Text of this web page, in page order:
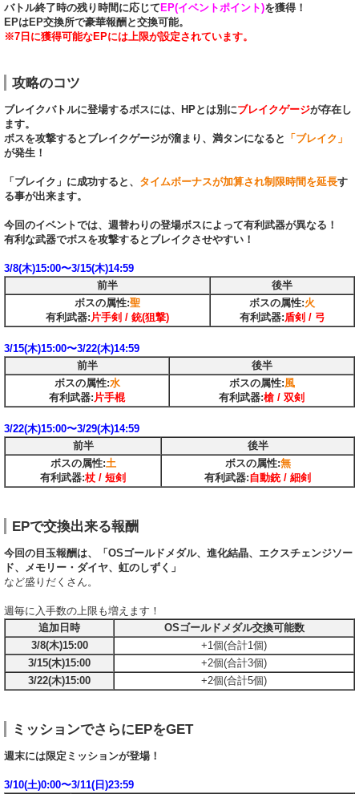
バトル終了時の残り時間に応じてEP(イベントポイント)を獲得！
EPはEP交換所で豪華報酬と交換可能。
※7日に獲得可能なEPには上限が設定されています。
攻略のコツ
ブレイクバトルに登場するボスには、HPとは別にブレイクゲージが存在し
ます。
ボスを攻撃するとブレイクゲージが溜まり、満タンになると 「ブレイク」
が発生！
「ブレイク」に成功すると、 タイムボーナスが加算され制限時間を延長す
る事が出来ます。
今回のイベントでは、週替わりの登場ボスによって有利武器が異なる！
有利な武器でボスを攻撃するとブレイクさせやすい！
3/8(木)15:00〜3/15(木)14:59
前半
後半
ボスの属性:聖
有利武器: 片手剣 / 銃(狙撃)
ボスの属性:火
有利武器:盾剣 / 弓
3/15(木)15:00〜3/22(木)14:59
前半
後半
ボスの属性:水
有利武器: 片手棍
ボスの属性:風
有利武器:槍 / 双剣
3/22(木)15:00〜3/29(木)14:59
前半
後半
ボスの属性:土
有利武器:杖 / 短剣
ボスの属性:無
有利武器:自動銃 / 細剣
EPで交換出来る報酬
今回の目玉報酬は、「OSゴールドメダル、進化結晶、エクスチェンジソー
ド、メモリー・ダイヤ、虹のしずく」
など盛りだくさん。
週毎に入手数の上限も増えます！
追加日時
OSゴールドメダル交換可能数
3/8(木)15:00
+1個(合計1個)
3/15(木)15:00
+2個(合計3個)
3/22(木)15:00
+2個(合計5個)
ミッションでさらにEPをGET
週末には限定ミッションが登場！
3/10(土)0:00〜3/11(日)23:59